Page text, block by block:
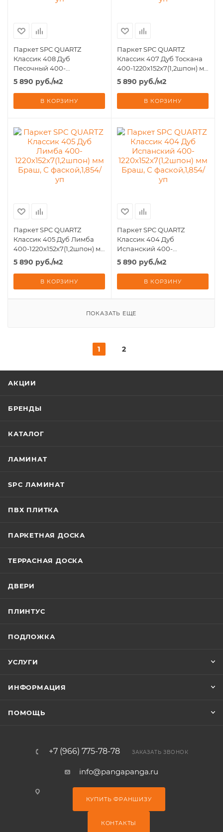
Паркет SPC QUARTZ
Классик 408 Дуб
Песочный 400-
1220х152х7(1,2шпон) мм
Браш, С фаской,1,854/уп
5 890 руб./м2
В КОРЗИНУ
Паркет SPC QUARTZ
Классик 407 Дуб Тоскана
400-1220х152х7(1,2шпон) мм
Браш, С фаской,1,854/уп
5 890 руб./м2
В КОРЗИНУ
Паркет SPC QUARTZ
Классик 405 Дуб Лимба
400-1220х152х7(1,2шпон) мм
Браш, С фаской,1,854/уп
5 890 руб./м2
В КОРЗИНУ
Паркет SPC QUARTZ
Классик 404 Дуб
Испанский 400-
1220х152х7(1,2шпон) мм
Браш, С фаской,1,854/уп
5 890 руб./м2
В КОРЗИНУ
ПОКАЗАТЬ ЕЩЕ
1 2
АКЦИИ
БРЕНДЫ
КАТАЛОГ
ЛАМИНАТ
SPC ЛАМИНАТ
ПВХ ПЛИТКА
ПАРКЕТНАЯ ДОСКА
ТЕРРАСНАЯ ДОСКА
ДВЕРИ
ПЛИНТУС
ПОДЛОЖКА
УСЛУГИ
ИНФОРМАЦИЯ
ПОМОЩЬ
+7 (966) 775-78-78 ЗАКАЗАТЬ ЗВОНОК
info@pangapanga.ru
КУПИТЬ ФРАНШИЗУ
КОНТАКТЫ